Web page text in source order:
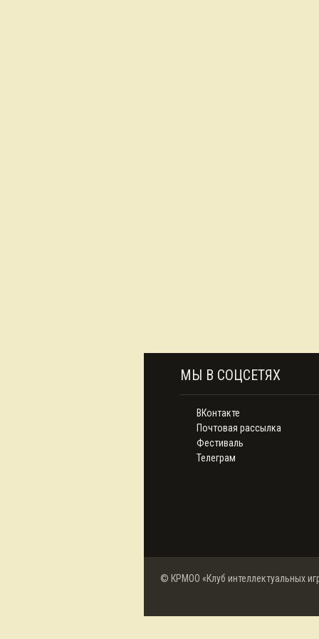
МЫ В СОЦСЕТЯХ
ВКонтакте
Почтовая рассылка
Фестиваль
Телеграм
© КРМОО «Клуб интеллектуальных